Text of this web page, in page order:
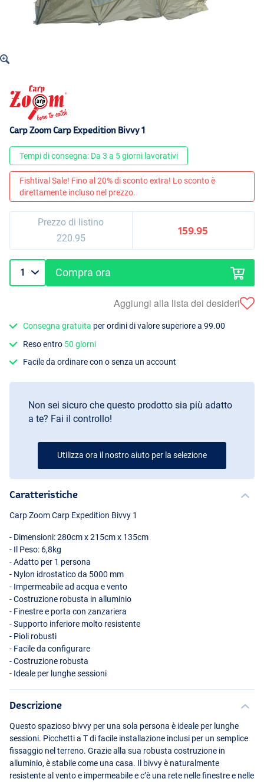
Carp Zoom Carp Expedition Bivvy 1
Tempi di consegna: Da 3 a 5 giorni lavorativi
Fishtival Sale! Fino al 20% di sconto extra! Lo sconto è
direttamente incluso nel prezzo.
Prezzo di listino
220.95
159.95
Compra ora
Aggiungi alla lista dei desideri
Consegna gratuita per ordini di valore superiore a 99.00
Reso entro 50 giorni
Facile da ordinare con o senza un account
Non sei sicuro che questo prodotto sia più adatto
a te? Fai il controllo!
Utilizza ora il nostro aiuto per la selezione
Caratteristiche
Carp Zoom Carp Expedition Bivvy 1
- Dimensioni: 280cm x 215cm x 135cm
- Il Peso: 6,8kg
- Adatto per 1 persona
- Nylon idrostatico da 5000 mm
- Impermeabile ad acqua e vento
- Costruzione robusta in alluminio
- Finestre e porta con zanzariera
- Supporto inferiore molto resistente
- Pioli robusti
- Facile da configurare
- Costruzione robusta
- Ideale per lunghe sessioni
Descrizione
Questo spazioso bivvy per una sola persona è ideale per lunghe
sessioni. Picchetti a T di facile installazione inclusi per un semplice
fissaggio nel terreno. Grazie alla sua robusta costruzione in
alluminio, è stabile come una casa. Il bivvy è naturalmente
resistente al vento e impermeabile e c’è una rete nelle finestre e nelle